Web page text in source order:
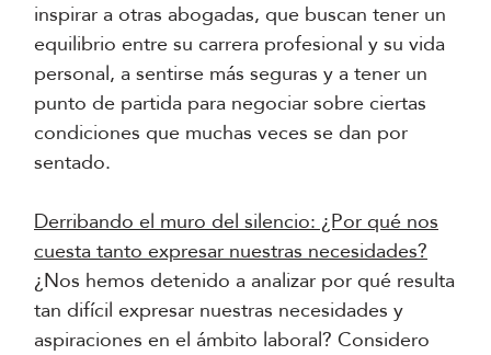
inspirar a otras abogadas, que buscan tener un
equilibrio entre su carrera profesional y su vida
personal, a sentirse más seguras y a tener un
punto de partida para negociar sobre ciertas
condiciones que muchas veces se dan por
sentado.
Derribando el muro del silencio: ¿Por qué nos
cuesta tanto expresar nuestras necesidades?
¿Nos hemos detenido a analizar por qué resulta
tan difícil expresar nuestras necesidades y
aspiraciones en el ámbito laboral? Considero